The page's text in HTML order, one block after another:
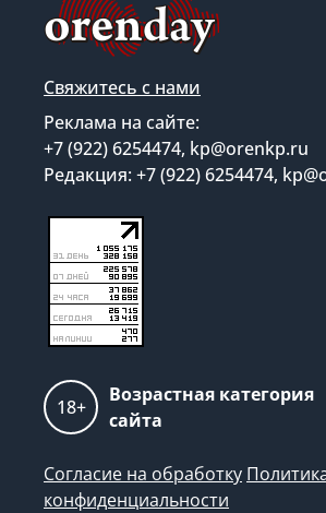
Свяжитесь с нами
Реклама на сайте:
+7 (922) 6254474, kp@orenkp.ru
Редакция: +7 (922) 6254474,
18+
Возрастная категория
сайта
Согласие на обработку
конфиденциальности